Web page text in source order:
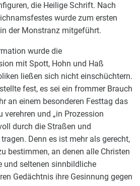
die Heilige Schrift. Nach
wurde zum ersten
der Monstranz mitgeführt.
wurde die
mit Spott, Hohn und Haß
ließen sich nicht einschüchtern.
fest, es sei ein frommer Brauch
an einem besonderen Festtag das
verehren und „in Prozession
durch die Straßen und
Denn es ist mehr als gerecht,
bestimmen, an denen alle Christen
und seltenen sinnbildliche
Gedächtnis ihre Gesinnung gegen